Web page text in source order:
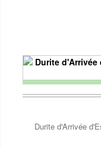
Durite d'Arrivée